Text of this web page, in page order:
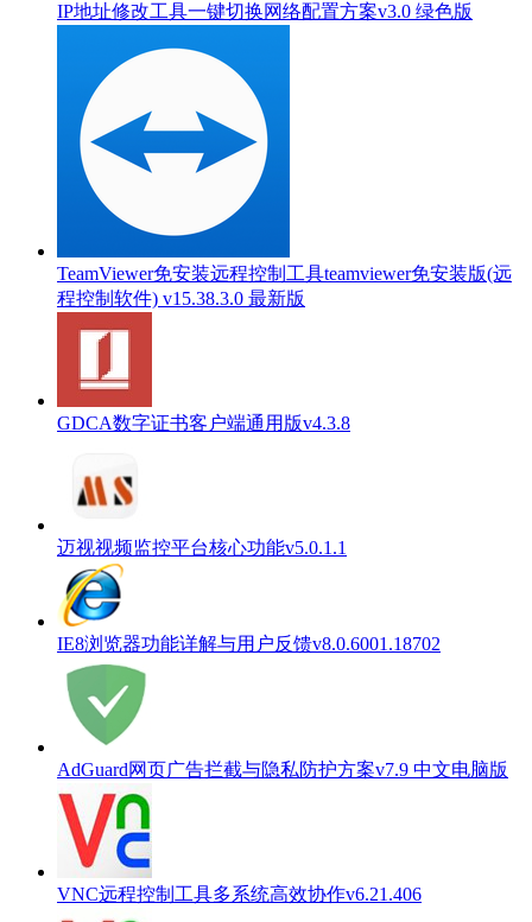
IP地址修改工具一键切换网络配置方案v3.0 绿色版
TeamViewer免安装远程控制工具teamviewer免安装版(远
程控制软件) v15.38.3.0 最新版
GDCA数字证书客户端通用版v4.3.8
迈视视频监控平台核心功能v5.0.1.1
IE8浏览器功能详解与用户反馈v8.0.6001.18702
AdGuard网页广告拦截与隐私防护方案v7.9 中文电脑版
VNC远程控制工具多系统高效协作v6.21.406